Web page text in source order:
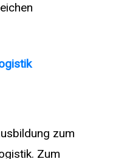
zum
Zum